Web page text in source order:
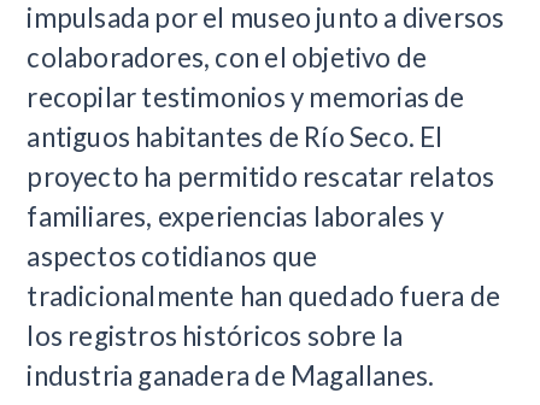
impulsada por el museo junto a diversos
colaboradores, con el objetivo de
recopilar testimonios y memorias de
antiguos habitantes de Río Seco. El
proyecto ha permitido rescatar relatos
familiares, experiencias laborales y
aspectos cotidianos que
tradicionalmente han quedado fuera de
los registros históricos sobre la
industria ganadera de Magallanes.